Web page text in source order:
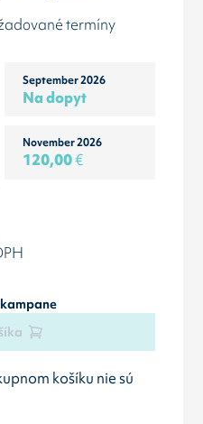
termíny
September 2026
Na dopyt
November 2026
120,00€
košíku nie sú